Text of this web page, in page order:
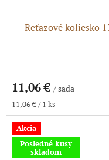
Reťazové koliesko
11,06 € / sada
Jednotková
cena:
11,06 € / 1 ks
Akcia
Posledné kusy
skladom